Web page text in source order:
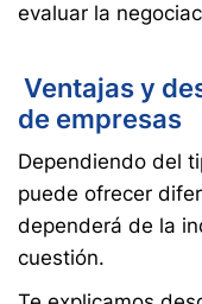
evaluar la
Ventajas y
de empresas
Dependiendo del
puede ofrecer
dependerá de la
cuestión.